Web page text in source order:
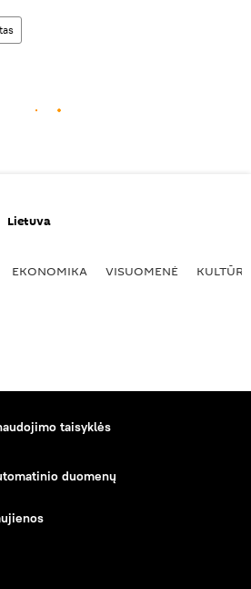
Lietuva
EKONOMIKA VISUOMENĖ KULTŪRA
taisyklės
duomenų